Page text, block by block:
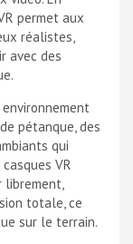
permet aux
réalistes,
avec des
pétanque, des
qui
VR
totale, ce
sur le terrain.